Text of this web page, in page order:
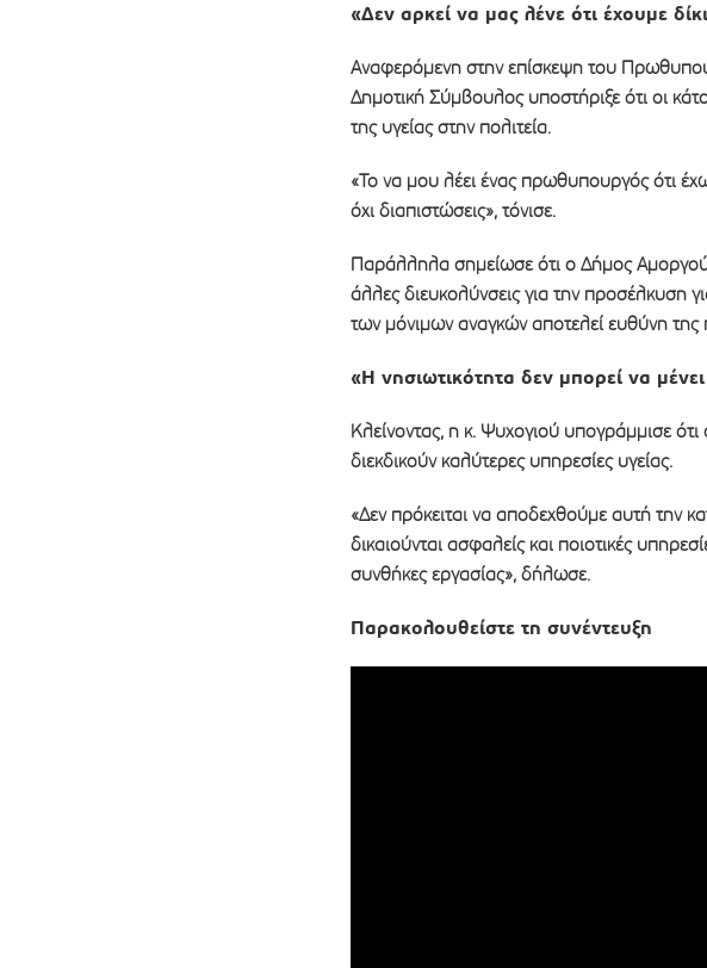
«Δεν αρκεί να μας λένε ότι έχουμε
Αναφερόμενη στην επίσκεψη του
Δημοτική Σύμβουλος υποστήριξε ότι οι
της υγείας στην πολιτεία.
«Το να μου λέει ένας πρωθυπουργός ότι
όχι διαπιστώσεις», τόνισε.
Παράλληλα σημείωσε ότι ο Δήμος Αμοργού
άλλες διευκολύνσεις για την
των μόνιμων αναγκών αποτελεί ευθύνη της
«Η νησιωτικότητα δεν μπορεί να
Κλείνοντας, η κ. Ψυχογιού υπογράμμισε
διεκδικούν καλύτερες υπηρεσίες υγείας.
«Δεν πρόκειται να αποδεχθούμε αυτή την
δικαιούνται ασφαλείς και ποιοτικές
συνθήκες εργασίας», δήλωσε.
Παρακολουθείστε τη συνέντευξη